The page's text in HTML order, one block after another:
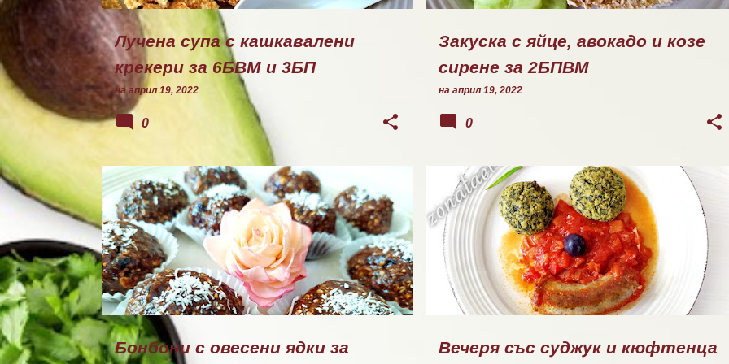
Лучена супа с кашкавалени
крекери за 6БВМ и 3БП
нааприл 19, 2022
0
Закуска с яйце, авокадо и козе
сирене за 2БПВМ
на април 19, 2022
0
Бонбони с овесени ядки за
БОНБОНИ
Вечеря със суджук и кюфтенца
ОБЯД/ВЕЧЕРЯ